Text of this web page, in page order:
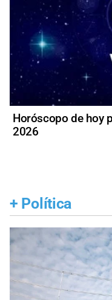
Horóscopo de hoy
2026
+ Política